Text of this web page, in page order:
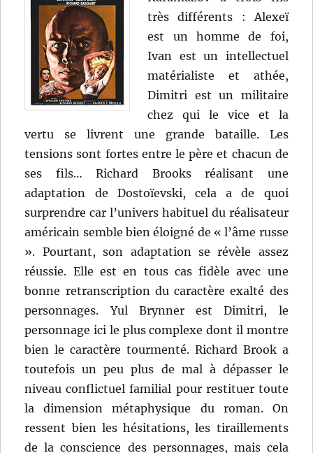
très différents : Alexeï
est un homme de foi,
Ivan est un intellectuel
matérialiste et athée,
Dimitri est un militaire
chez qui le vice et la
vertu se livrent une grande bataille. Les
tensions sont fortes entre le père et chacun de
ses fils… Richard Brooks réalisant une
adaptation de Dostoïevski, cela a de quoi
surprendre car l’univers habituel du réalisateur
américain semble bien éloigné de « l’âme russe
». Pourtant, son adaptation se révèle assez
réussie. Elle est en tous cas fidèle avec une
bonne retranscription du caractère exalté des
personnages. Yul Brynner est Dimitri, le
personnage ici le plus complexe dont il montre
bien le caractère tourmenté. Richard Brook a
toutefois un peu plus de mal à dépasser le
niveau conflictuel familial pour restituer toute
la dimension métaphysique du roman. On
ressent bien les hésitations, les tiraillements
de la conscience des personnages, mais cela